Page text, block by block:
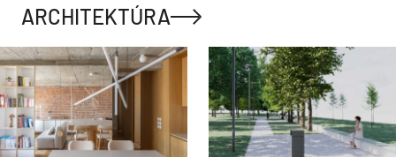
ARCHITEKTÚRA